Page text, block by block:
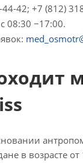
42; +7 (812)
08:30 −17:00.
в возрасте